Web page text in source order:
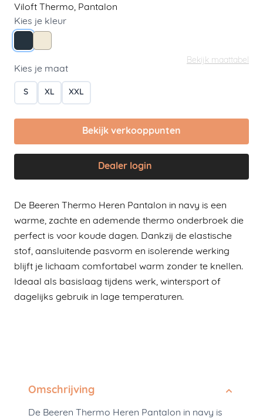
Viloft Thermo, Pantalon
Kies je kleur
Bekijk maattabel
Kies je maat
S XL XXL
Bekijk verkooppunten
Dealer login
De Beeren Thermo Heren Pantalon in navy is een
warme, zachte en ademende thermo onderbroek die
perfect is voor koude dagen. Dankzij de elastische
stof, aansluitende pasvorm en isolerende werking
blijft je lichaam comfortabel warm zonder te knellen.
Ideaal als basislaag tijdens werk, wintersport of
dagelijks gebruik in lage temperaturen.
Omschrijving
De Beeren Thermo Heren Pantalon in navy is